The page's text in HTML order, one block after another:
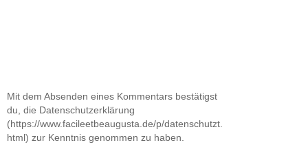
Mit dem Absenden eines Kommentars bestätigst
du, die Datenschutzerklärung
(https://www.facileetbeaugusta.de/p/datenschutzt.
html) zur Kenntnis genommen zu haben.